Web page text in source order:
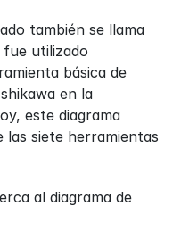
también se llama
fue utilizado
básica de
en la
este diagrama
las siete herramientas
al diagrama de